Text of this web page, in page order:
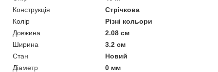
Конструкція
Стрічкова
Колір
Різні кольори
Довжина
2.08 см
Ширина
3.2 см
Стан
Новий
Діаметр
0 мм